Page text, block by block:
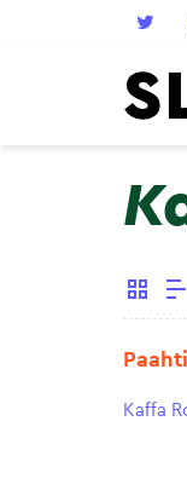
Kaffa